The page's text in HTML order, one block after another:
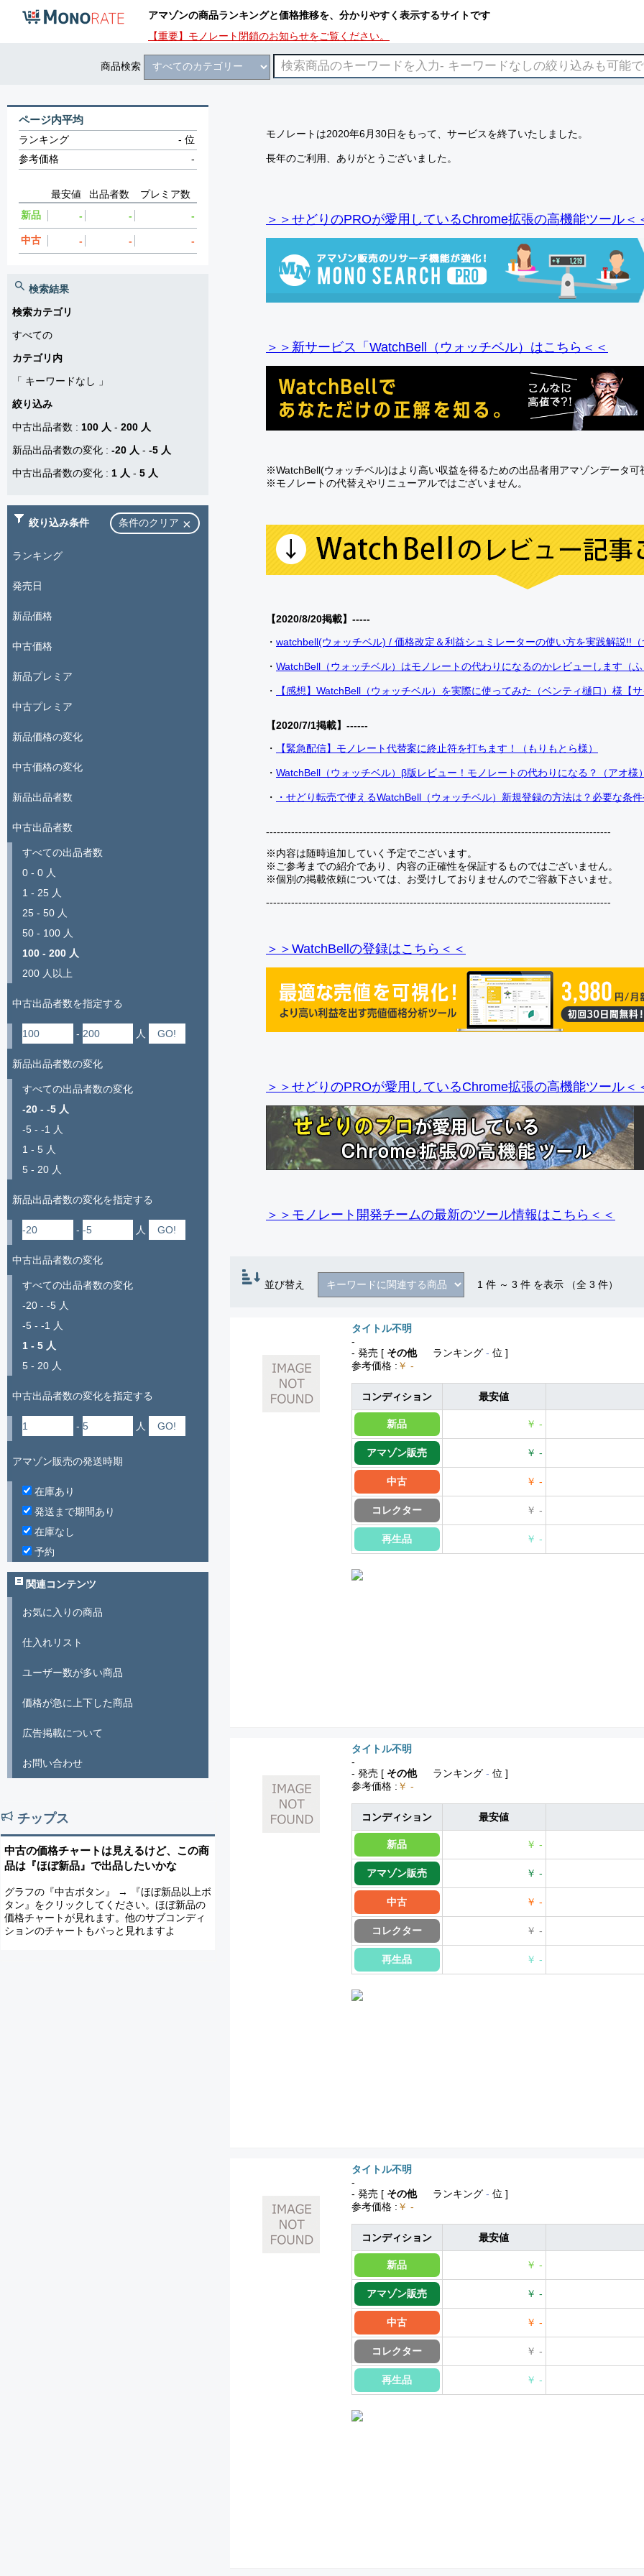
アマゾンの商品ランキングと価格推移を、分かりやすく表示するサイトです
【重要】モノレート閉鎖のお知らせをご覧ください。
商品検索
モノレートは2020年6月30日をもって、サービスを終了いたしました。
長年のご利用、ありがとうございました。
＞＞せどりのPROが愛用しているChrome拡張の高機能ツール＜
＞＞新サービス「WatchBell（ウォッチベル）はこちら＜＜
※WatchBell(ウォッチベル)はより高い収益を得るための出品者用アマゾンデータ可
※モノレートの代替えやリニューアルではございません。
【2020/8/20掲載】-----
・ watchbell(ウォッチベル) / 価格改定＆利益シュミレーターの使い方を実践解説!!
・ WatchBell（ウォッチベル）はモノレートの代わりになるのかレビューします（
・ 【感想】WatchBell（ウォッチベル）を実際に使ってみた（ベンティ樋口）様【
【2020/7/1掲載】------
・
【緊急配信】モノレート代替案に終止符を打ちます！（もりもとら様）
・ WatchBell（ウォッチベル）β版レビュー！モノレートの代わりになる？（アオ様
・ ・せどり転売で使えるWatchBell（ウォッチベル）新規登録の方法は？必要な条
------------------------------------------------------------------------------------------------
※内容は随時追加していく予定でございます。
※ご参考までの紹介であり、内容の正確性を保証するものではございません。
※個別の掲載依頼については、お受けしておりませんのでご容赦下さいませ。
------------------------------------------------------------------------------------------------
＞＞WatchBellの登録はこちら＜＜
＞＞せどりのPROが愛用しているChrome拡張の高機能ツール＜
＞＞モノレート開発チームの最新のツール情報はこちら＜＜
並び替え 1 件 ～ 3 件 を表示 （全 3 件）
タイトル不明
-
- 発売 [ その他 ランキング - 位 ]
参考価格 : ￥ -
コンディション 最安値
新品 ￥ -
アマゾン販売 ￥ -
中古 ￥ -
コレクター ￥ -
再生品 ￥ -
タイトル不明
-
- 発売 [ その他 ランキング - 位 ]
参考価格 : ￥ -
コンディション 最安値
新品 ￥ -
アマゾン販売 ￥ -
中古 ￥ -
コレクター ￥ -
再生品 ￥ -
タイトル不明
-
- 発売 [ その他 ランキング - 位 ]
参考価格 : ￥ -
コンディション 最安値
新品 ￥ -
アマゾン販売 ￥ -
中古 ￥ -
コレクター ￥ -
再生品 ￥ -
ページ内平均
ランキング -位
参考価格
-
最安値 出品者数
プレミア数
新品
- - -
中古 - - -
検索結果
検索カテゴリ
すべての
カテゴリ内
「 キーワードなし
」
絞り込み
中古出品者数 : 100 人 - 200 人
新品出品者数の変化 : -20 人 - -5 人
中古出品者数の変化 : 1 人 - 5 人
絞り込み条件 条件のクリア
ランキング
発売日
新品価格
中古価格
新品プレミア
中古プレミア
新品価格の変化
中古価格の変化
新品出品者数
中古出品者数
すべての出品者数
0 - 0 人
1 - 25 人
25 - 50 人
50 - 100 人
100 - 200 人
200 人以上
中古出品者数を指定する
- 人
新品出品者数の変化
すべての出品者数の変化
-20 - -5 人
-5 - -1 人
1 - 5 人
5 - 20 人
新品出品者数の変化を指定する
- 人
中古出品者数の変化
すべての出品者数の変化
-20 - -5 人
-5 - -1 人
1 - 5 人
5 - 20 人
中古出品者数の変化を指定する
- 人
アマゾン販売の発送時期
在庫あり
発送まで期間あり
在庫なし
予約
関連コンテンツ
お気に入りの商品
仕入れリスト
ユーザー数が多い商品
価格が急に上下した商品
広告掲載について
お問い合わせ
チップス
中古の価格チャートは見えるけど、この商
品は『ほぼ新品』で出品したいかな
グラフの『中古ボタン』 → 『ほぼ新品以上ボ
タン』をクリックしてください。ほぼ新品の
価格チャートが見れます。他のサブコンディ
ションのチャートもパっと見れますよ